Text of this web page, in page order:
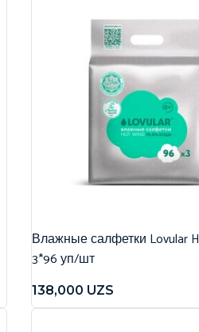
Влажные салфетки Lovular
3*96 уп/шт
138,000 UZS